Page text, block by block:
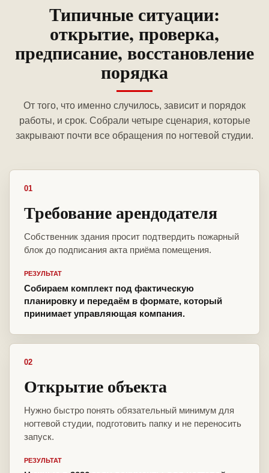
Типичные ситуации:
открытие, проверка,
предписание, восстановление
порядка
От того, что именно случилось, зависит и порядок
работы, и срок. Собрали четыре сценария, которые
закрывают почти все обращения по ногтевой студии.
01
Требование арендодателя
Собственник здания просит подтвердить пожарный
блок до подписания акта приёма помещения.
РЕЗУЛЬТАТ
Собираем комплект под фактическую
планировку и передаём в формате, который
принимает управляющая компания.
02
Открытие объекта
Нужно быстро понять обязательный минимум для
ногтевой студии, подготовить папку и не переносить
запуск.
РЕЗУЛЬТАТ